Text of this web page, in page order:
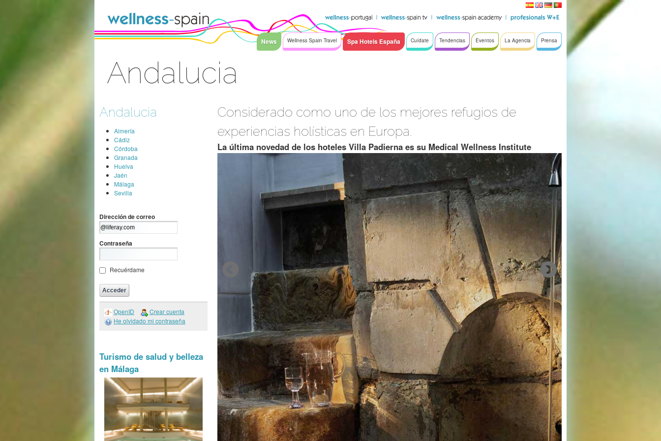
News Wellness Spain Travel Spa Hotels España Cuídate Tendencias Eventos La Agencia Prensa
Andalucia
Andalucia
Almería
Cádiz
Córdoba
Granada
Huelva
Jaén
Málaga
Sevilla
Dirección de correo
Contraseña
Recuérdame
OpenID
Crear cuenta
He olvidado mi contraseña
Turismo de salud y belleza
en Málaga
Considerado como uno de los mejores refugios de
experiencias holísticas en Europa.
La última novedad de los hoteles Villa Padierna es su Medical Wellness Institute
El Hotel Villa Padierna Thermas va a ser considerado como uno de los mejores refugios de